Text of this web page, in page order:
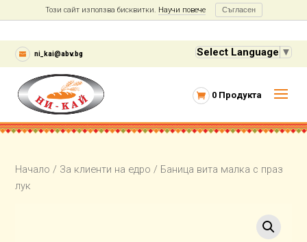
ni_kai@abv.bg Select Language ▼
0 Продукта
Начало / За клиенти на едро / Баница вита малка с праз
лук
Този сайт използва бисквитки. Научи повече Съгласен